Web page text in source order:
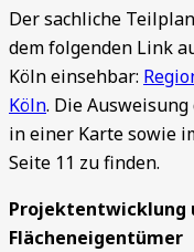
Der sachliche
dem folgenden Link
Köln einsehbar:
Köln. Die
in einer Karte sowie
Seite 11 zu finden.
Projektentwicklung
Flächeneigentümer